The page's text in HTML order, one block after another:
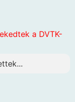
a DVTK-